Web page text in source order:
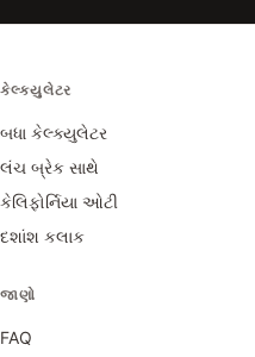
કેલ્ક્યુલેટર
બધા કેલ્ક્યુલેટર
લંચ બ્રેક સાથે
કેલિફોર્નિયા ઓટી
દશાંશ કલાક
જાણો
FAQ